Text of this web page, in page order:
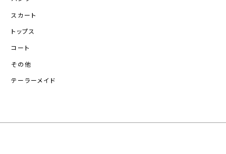
スカート
トップス
コート
その他
テーラーメイド